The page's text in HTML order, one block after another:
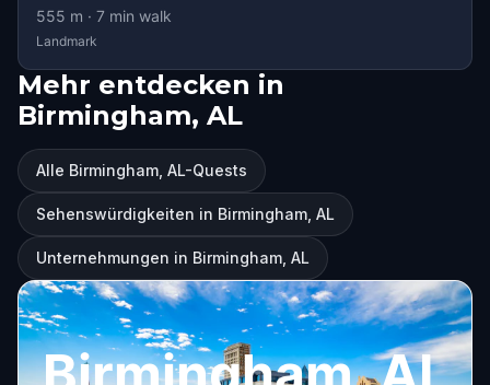
555 m · 7 min walk
Landmark
Mehr entdecken in
Birmingham, AL
Alle Birmingham, AL-Quests
Sehenswürdigkeiten in Birmingham, AL
Unternehmungen in Birmingham, AL